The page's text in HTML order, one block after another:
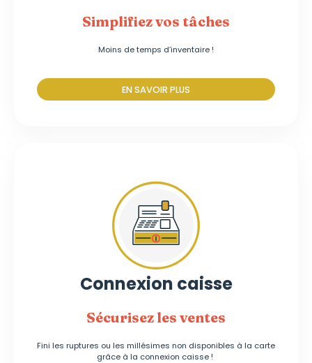
Simplifiez vos tâches
Moins de temps d’inventaire !
EN SAVOIR PLUS
Connexion caisse
Sécurisez les ventes
Fini les ruptures ou les millésimes non disponibles à la carte
grâce à la connexion caisse !